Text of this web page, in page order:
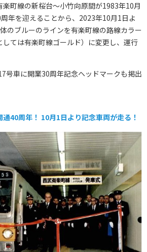
町線の新桜台～小竹向原間が1983年10月
年を迎えることから、2023年10月1日よ
のブルーのラインを有楽町線の路線カラー
ては有楽町線ゴールド）に変更し、運行
号車に開業30周年記念ヘッドマークも掲出
通40周年！ 10月1日より記念車両が走る！